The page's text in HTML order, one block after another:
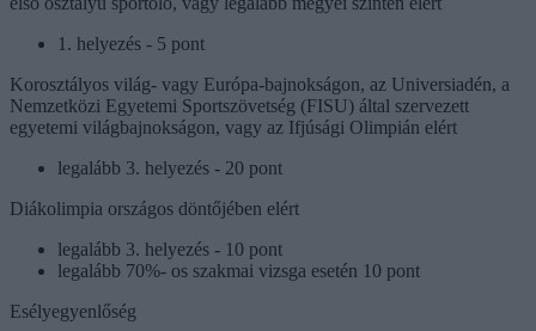
1. helyezés - 5 pont
Korosztályos világ- vagy Európa-bajnokságon, az Universiadén, a
Nemzetközi Egyetemi Sportszövetség (FISU) által szervezett
egyetemi világbajnokságon, vagy az Ifjúsági Olimpián elért
legalább 3. helyezés - 20 pont
Diákolimpia országos döntőjében elért
legalább 3. helyezés - 10 pont
legalább 70%- os szakmai vizsga esetén 10 pont
Esélyegyenlőség